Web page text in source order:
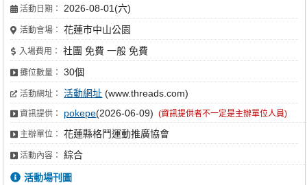
活動日期： 2026-08-01(六)
活動會場： 花蓮市中山公園
入場費用： 社團 免費 一般 免費
攤位數量： 30個
活動網址： 活動網址 (www.threads.com)
資訊提供： pokepe(2026-06-09) (資訊提供者不一定是主辦單位人員)
主辦單位： 花蓮縣格鬥運動推廣協會
活動內容： 綜合
活動場刊圖